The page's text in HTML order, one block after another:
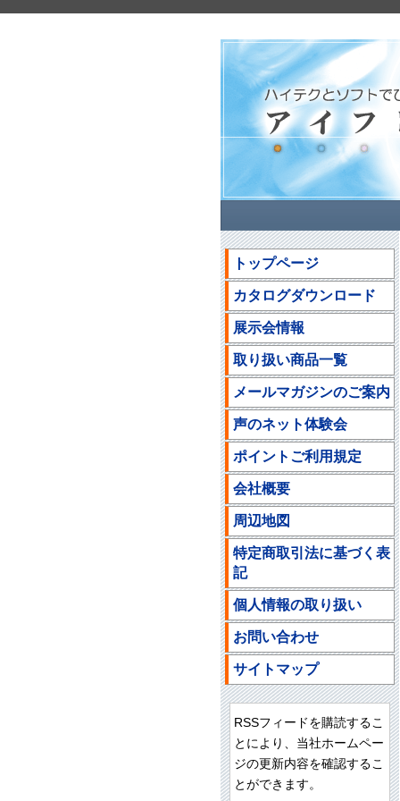
トップページ
カタログダウンロード
展示会情報
取り扱い商品一覧
メールマガジンのご案内
声のネット体験会
ポイントご利用規定
会社概要
周辺地図
特定商取引法に基づく表
記
個人情報の取り扱い
お問い合わせ
サイトマップ
RSSフィードを購読するこ
とにより、当社ホームペー
ジの更新内容を確認するこ
とができます。